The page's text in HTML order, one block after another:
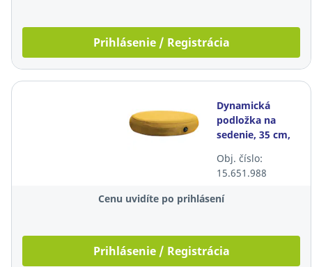
Prihlásenie / Registrácia
Dynamická
podložka na
sedenie, 35 cm,
Obj. číslo:
15.651.988
Cenu uvidíte po prihlásení
Prihlásenie / Registrácia